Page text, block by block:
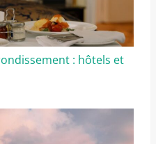
: hôtels et